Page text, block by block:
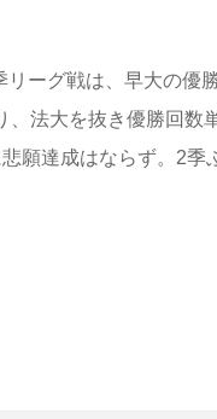
リーグ戦は、早大の優
、法大を抜き優勝回数
願達成はならず。2季